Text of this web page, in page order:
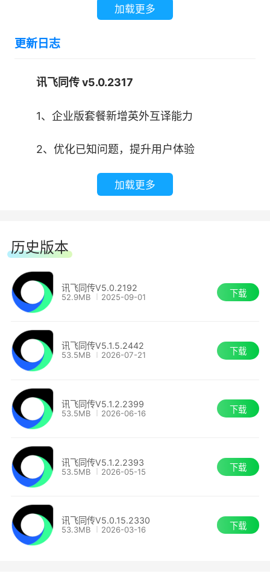
阿拉伯语、泰语、越南语、粤语、维吾尔语、藏语
的语音合成播放，解决会议现场和在线场景看字
幕、听同传的诉求。
5、VIP服务
点击预定会议按钮，完成VIP服务预定后，可在我
的预定列表页面查看预定订单，点击对应订单，即
可创建会议，VIP服务订单会有专门的会议保障人
加载更多
更新日志
讯飞同传 v5.0.2317
1、企业版套餐新增英外互译能力
2、优化已知问题，提升用户体验
加载更多
历史版本
讯飞同传V5.0.2192
52.9MB 2025-09-01 下载
讯飞同传V5.1.5.2442
53.5MB 2026-07-21 下载
讯飞同传V5.1.2.2399
53.5MB 2026-06-16 下载
讯飞同传V5.1.2.2393
53.5MB 2026-05-15 下载
讯飞同传V5.0.15.2330
53.3MB 2026-03-16 下载